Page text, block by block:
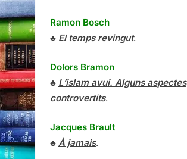
Ramon Bosch
♣ El temps revingut.
Dolors Bramon
♣ L’islam avui. Alguns aspectes
controvertits.
Jacques Brault
♣ À jamais.